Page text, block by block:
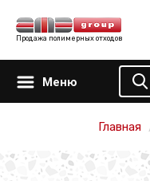
Продажа полимерных отходов
Меню
Главная